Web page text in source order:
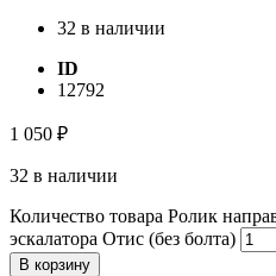
32 в наличии
ID
12792
1 050 ₽
32 в наличии
Количество товара Ролик
эскалатора Отис (без болта)
В корзину